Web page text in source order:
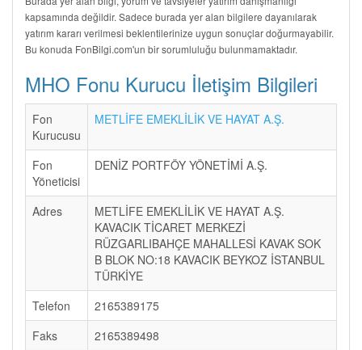
kapsamında değildir. Sadece burada yer alan bilgilere dayanılarak
yatırım kararı verilmesi beklentilerinize uygun sonuçlar doğurmayabilir.
Bu konuda FonBilgi.com'un bir sorumluluğu bulunmamaktadır.
MHO Fonu Kurucu İletişim Bilgileri
Fon
Kurucusu
METLİFE EMEKLİLİK VE HAYAT A.Ş.
Fon
Yöneticisi
DENİZ PORTFÖY YÖNETİMİ A.Ş.
Adres
METLİFE EMEKLİLİK VE HAYAT A.Ş.
KAVACIK TİCARET MERKEZİ
RÜZGARLIBAHÇE MAHALLESİ KAVAK SOK
B BLOK NO:18 KAVACIK BEYKOZ İSTANBUL
TÜRKİYE
Telefon
2165389175
Faks
2165389498